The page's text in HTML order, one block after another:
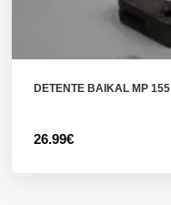
DETENTE BAIKAL MP 155
26.99€